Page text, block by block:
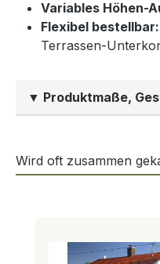
Variables Höhen-
Flexibel bestellbar:
Terrassen-
▼ Produktmaße,
Wird oft zusammen